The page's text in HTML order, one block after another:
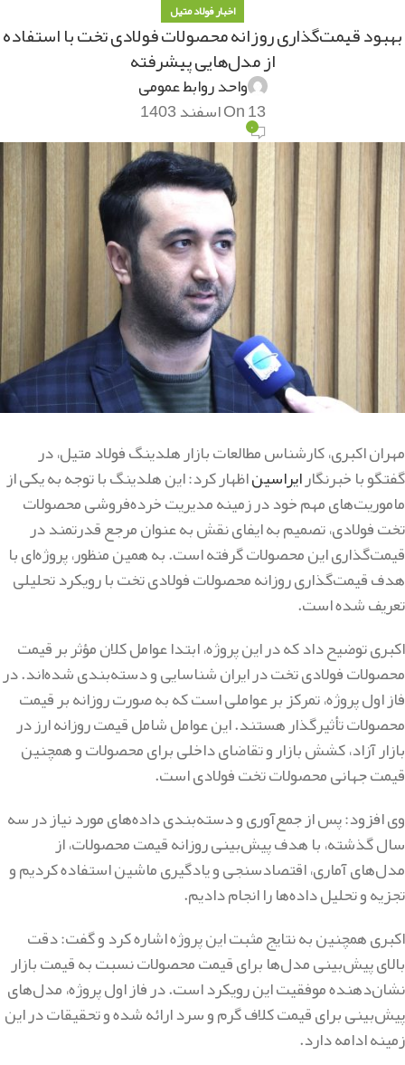
اخبار فولاد متیل
بهبود قیمت‌گذاری روزانه محصولات فولادی تخت با استفاده
از مدل‌هایی پیشرفته
واحد روابط عمومی
On 13 اسفند 1403
۰
مهران اکبری، کارشناس مطالعات بازار هلدینگ فولاد متیل، در
گفتگو با خبرنگارایراسیناظهار کرد: این هلدینگ با توجه به یکی از
ماموریت‌های مهم خود در زمینه مدیریت خرده‌فروشی محصولات
تخت فولادی، تصمیم به ایفای نقش به عنوان مرجع قدرتمند در
قیمت‌گذاری این محصولات گرفته است. به همین منظور، پروژه‌ای با
هدف قیمت‌گذاری روزانه محصولات فولادی تخت با رویکرد تحلیلی
تعریف شده است.
اکبری توضیح داد که در این پروژه، ابتدا عوامل کلان مؤثر بر قیمت
محصولات فولادی تخت در ایران شناسایی و دسته‌بندی شده‌اند. در
فاز اول پروژه، تمرکز بر عواملی است که به صورت روزانه بر قیمت
محصولات تأثیرگذار هستند. این عوامل شامل قیمت روزانه ارز در
بازار آزاد، کشش بازار و تقاضای داخلی برای محصولات و همچنین
قیمت جهانی محصولات تخت فولادی است.
وی افزود: پس از جمع‌آوری و دسته‌بندی داده‌های مورد نیاز در سه
سال گذشته، با هدف پیش‌بینی روزانه قیمت محصولات، از
مدل‌های آماری، اقتصادسنجی و یادگیری ماشین استفاده کردیم و
تجزیه و تحلیل داده‌ها را انجام دادیم.
اکبری همچنین به نتایج مثبت این پروژه اشاره کرد و گفت: دقت
بالای پیش‌بینی مدل‌ها برای قیمت محصولات نسبت به قیمت بازار
نشان‌دهنده موفقیت این رویکرد است. در فاز اول پروژه، مدل‌های
پیش‌بینی برای قیمت کلاف گرم و سرد ارائه شده و تحقیقات در این
زمینه ادامه دارد.